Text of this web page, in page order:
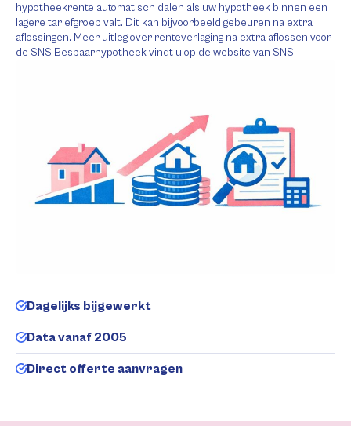
hypotheekrente automatisch dalen als uw hypotheek binnen een
lagere tariefgroep valt. Dit kan bijvoorbeeld gebeuren na extra
aflossingen. Meer uitleg over renteverlaging na extra aflossen voor
de SNS Bespaarhypotheek vindt u op de website van SNS.
Dagelijks bijgewerkt
Data vanaf 2005
Direct offerte aanvragen